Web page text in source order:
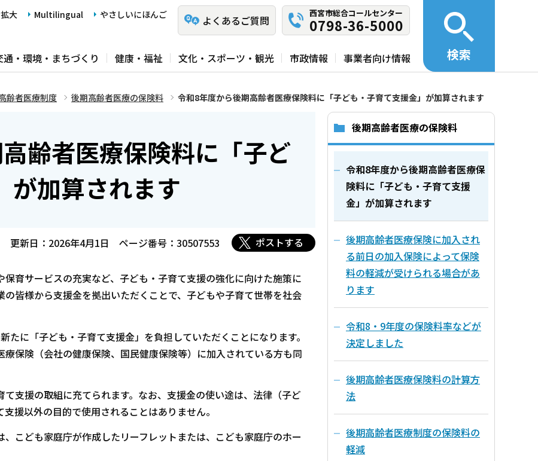
大 Multilingual やさしいにほんご よくあるご質問
西宮市総合コールセンター
0798-36-5000
通・環境・まちづくり 健康・福祉 文化・スポーツ・観光 市政情報 事業者向け情報 検索
齢者医療制度 後期高齢者医療の保険料 令和8年度から後期高齢者医療保険料に「子ども・子育て支援金」が加算されます
齢者医療保険料に「子ど
が加算されます
更新日：2026年4月1日 ページ番号：30507553 ポストする
保育サービスの充実など、子ども・子育て支援の強化に向けた施策に
皆様から支援金を拠出いただくことで、子どもや子育て世帯を社会
に「子ども・子育て支援金」を負担していただくことになります。
保険（会社の健康保険、国民健康保険等）に加入されている方も同
支援の取組に充てられます。なお、支援金の使い途は、法律（子ど
援以外の目的で使用されることはありません。
こども家庭庁が作成したリーフレットまたは、こども家庭庁のホー
後期高齢者医療の保険料
令和8年度から後期高齢者医療保
険料に「子ども・子育て支援
金」が加算されます
後期高齢者医療保険に加入され
る前日の加入保険によって保険
料の軽減が受けられる場合があ
ります
令和8・9年度の保険料率などが
決定しました
後期高齢者医療保険料の計算方
法
後期高齢者医療制度の保険料の
軽減